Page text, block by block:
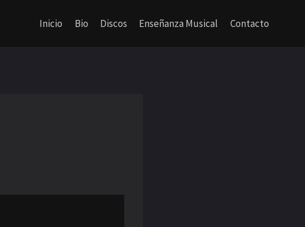
Inicio Bio Discos Enseñanza Musical Contacto